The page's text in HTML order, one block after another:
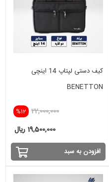
کیف دستی لپتاپ 14 اینچی
BENETTON
%12 22,000,000
19,500,000 ریال
افزودن به سبد